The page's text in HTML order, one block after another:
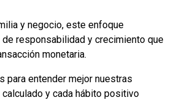
y negocio, este enfoque
de responsabilidad y crecimiento que
monetaria.
para entender mejor nuestras
y cada hábito positivo